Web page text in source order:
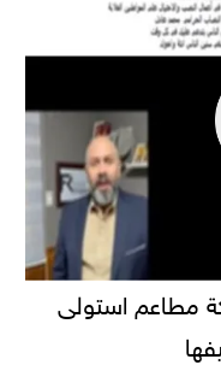
مطاعم استولى